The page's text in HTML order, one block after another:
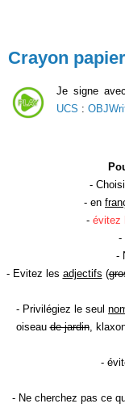
Crayon
Je signe
UCS :
-
- en
- évitez
-
-
- Evitez les adjectifs (
- Privilégiez le seul
oiseaude jardin,
-
- Ne cherchez pas ce